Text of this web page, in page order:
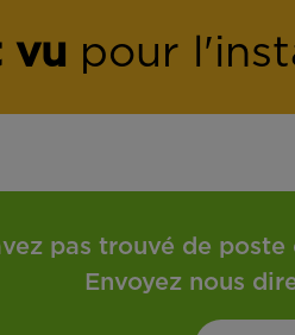
vu pour
pas trouvé de
Envoyez nous